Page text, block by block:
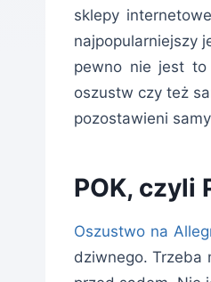
sklepy
najpopularniejszy
pewno nie jest
oszustw czy też
pozostawieni
POK, czyli
Oszustwo na
dziwnego. Trzeba